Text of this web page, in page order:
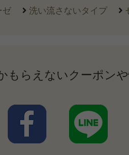
ゼ 洗い流さないタイプ
もらえないクーポン